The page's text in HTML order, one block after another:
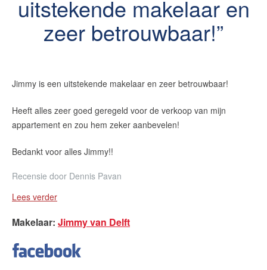
uitstekende makelaar en
zeer betrouwbaar!
Jimmy is een uitstekende makelaar en zeer betrouwbaar!
Heeft alles zeer goed geregeld voor de verkoop van mijn
appartement en zou hem zeker aanbevelen!
Bedankt voor alles Jimmy!!
Recensie door Dennis Pavan
Lees verder
Makelaar: Jimmy van Delft